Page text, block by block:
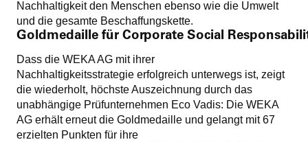
Nachhaltigkeit den Menschen ebenso wie die Umwelt
und die gesamte Beschaffungskette.
Goldmedaille für Corporate Social
Dass die WEKA AG mit ihrer
Nachhaltigkeitsstrategie erfolgreich unterwegs ist, zeigt
die wiederholt, höchste Auszeichnung durch das
unabhängige Prüfunternehmen Eco Vadis: Die WEKA
AG erhält erneut die Goldmedaille und gelangt mit 67
erzielten Punkten für ihre